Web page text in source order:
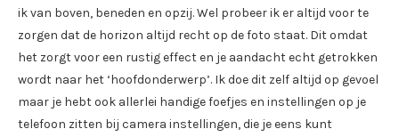
ik van boven, beneden en opzij. Wel probeer ik er altijd voor te
zorgen dat de horizon altijd recht op de foto staat. Dit omdat
het zorgt voor een rustig effect en je aandacht echt getrokken
wordt naar het ‘hoofdonderwerp’. Ik doe dit zelf altijd op gevoel
maar je hebt ook allerlei handige foefjes en instellingen op je
telefoon zitten bij camera instellingen, die je eens kunt